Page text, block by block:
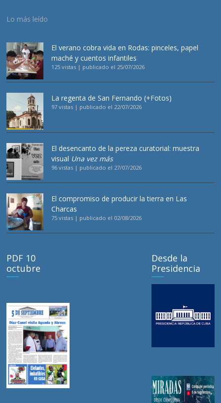
Lo más leído
El verano cobra vida en Rodas: pinceles, papel
maché y cuentos infantiles
125 vistas | publicado el 25/07/2026
La regenta de San Fernando (+Fotos)
97 vistas | publicado el 22/07/2026
El desencanto de la pereza curatorial: muestra
visual Una vez más
96 vistas | publicado el 27/07/2026
El compromiso de producir la tierra en Las
Charcas
75 vistas | publicado el 02/08/2026
PDF 10
octubre
Desde la
Presidencia